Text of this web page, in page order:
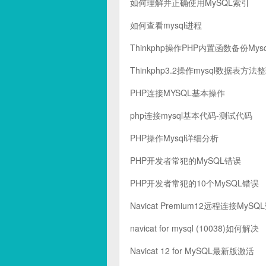
如何理解并正确使用MySQL索引
如何查看mysql进程
Thinkphp操作PHP内置函数备份
Thinkphp3.2操作mysql数据表方法
PHP连接MYSQL基本操作
php连接mysql基本代码-测试代码
PHP操作Mysql详细分析
PHP开发者常犯的MySQL错误
PHP开发者常犯的10个MySQL错误
Navicat Premium12远程连接
navicat for mysql (10038)如何解决
Navicat 12 for MySQL最新版激活